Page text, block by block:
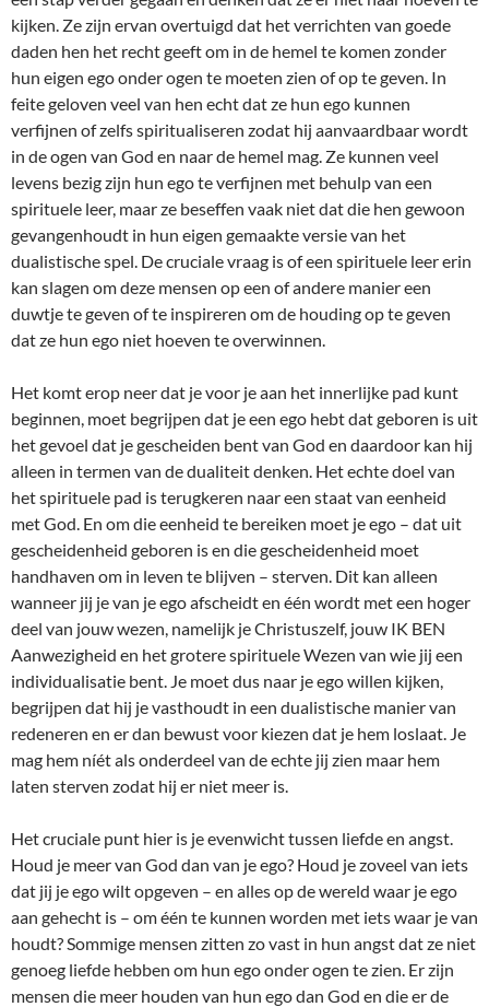
kijken. Ze zijn ervan overtuigd dat het verrichten van goede
daden hen het recht geeft om in de hemel te komen zonder
hun eigen ego onder ogen te moeten zien of op te geven. In
feite geloven veel van hen echt dat ze hun ego kunnen
verfijnen of zelfs spiritualiseren zodat hij aanvaardbaar wordt
in de ogen van God en naar de hemel mag. Ze kunnen veel
levens bezig zijn hun ego te verfijnen met behulp van een
spirituele leer, maar ze beseffen vaak niet dat die hen gewoon
gevangenhoudt in hun eigen gemaakte versie van het
dualistische spel. De cruciale vraag is of een spirituele leer erin
kan slagen om deze mensen op een of andere manier een
duwtje te geven of te inspireren om de houding op te geven
dat ze hun ego niet hoeven te overwinnen.
Het komt erop neer dat je voor je aan het innerlijke pad kunt
beginnen, moet begrijpen dat je een ego hebt dat geboren is uit
het gevoel dat je gescheiden bent van God en daardoor kan hij
alleen in termen van de dualiteit denken. Het echte doel van
het spirituele pad is terugkeren naar een staat van eenheid
met God. En om die eenheid te bereiken moet je ego – dat uit
gescheidenheid geboren is en die gescheidenheid moet
handhaven om in leven te blijven – sterven. Dit kan alleen
wanneer jij je van je ego afscheidt en één wordt met een hoger
deel van jouw wezen, namelijk je Christuszelf, jouw IK BEN
Aanwezigheid en het grotere spirituele Wezen van wie jij een
individualisatie bent. Je moet dus naar je ego willen kijken,
begrijpen dat hij je vasthoudt in een dualistische manier van
redeneren en er dan bewust voor kiezen dat je hem loslaat. Je
mag hem níét als onderdeel van de echte jij zien maar hem
laten sterven zodat hij er niet meer is.
Het cruciale punt hier is je evenwicht tussen liefde en angst.
Houd je meer van God dan van je ego? Houd je zoveel van iets
dat jij je ego wilt opgeven – en alles op de wereld waar je ego
aan gehecht is – om één te kunnen worden met iets waar je van
houdt? Sommige mensen zitten zo vast in hun angst dat ze niet
genoeg liefde hebben om hun ego onder ogen te zien. Er zijn
mensen die meer houden van hun ego dan God en die er de